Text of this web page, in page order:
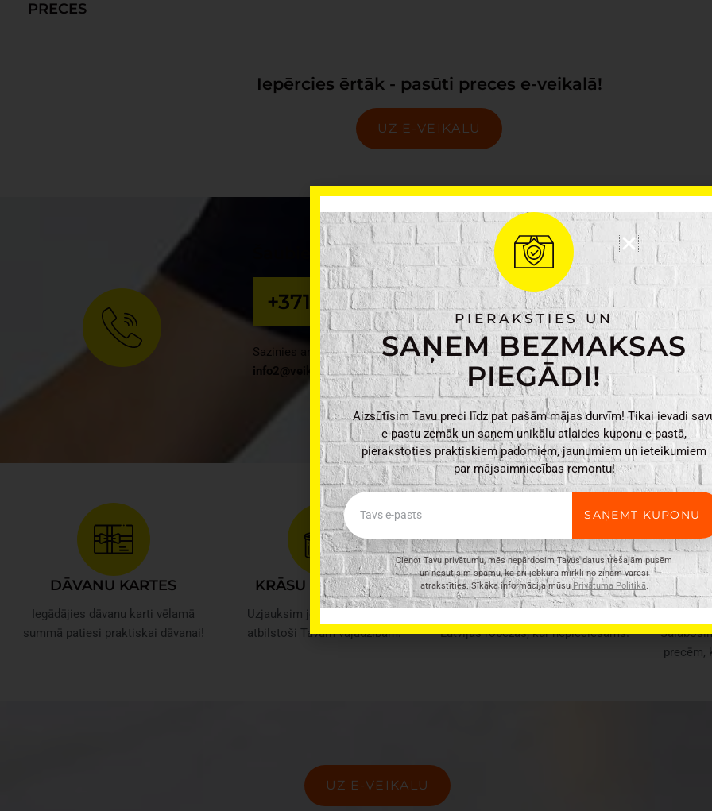
PRECES
Iepērcies ērtāk - pasūti preces e-veikalā!
UZ E-VEIKALU
Šaubies, vai mums ir tas, ko Tu meklē?
+371 25400275
Sazinies ar mums, zvanot vai rakstot uz
info2@veikalsmeistars.lv !
DĀVANU KARTES
Iegādājies dāvanu karti vēlamā
summā patiesi praktiskai dāvanai!
KRĀSU TONĒŠANA
Uzjauksim jebkuru krāsu toni
atbilstoši Tavām vajadzībām!
TRANSPORTĒŠANA
Latvijas robežās, kur nepieciešams!
precēm,
UZ E-VEIKALU
PIERAKSTIES UN
SAŅEM BEZMAKSAS
PIEGĀDI!
Aizsūtīsim Tavu preci līdz pat pašām mājas durvīm! Tikai ievadi
e-pastu zemāk un saņem unikālu atlaides kuponu e-pastā,
pierakstoties praktiskiem padomiem, jaunumiem un ieteikumiem
par mājsaimniecības remontu!
Email
SAŅEMT KUPONU
Cienot Tavu privātumu, mēs nepārdosim Tavus datus trešajām pusēm
un nesūtīsim spamu, kā arī jebkurā mirklī no ziņām varēsi
atrakstīties. Sīkāka informācija mūsuPrivātuma Politikā